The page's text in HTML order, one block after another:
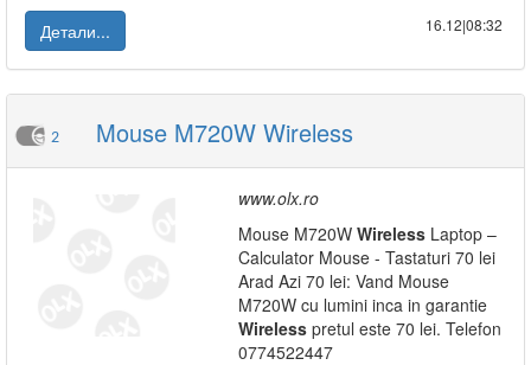
Детали...
16.12|08:32
2 Mouse M720W Wireless
www.olx.ro
Mouse M720W Wireless Laptop –
Calculator Mouse - Tastaturi 70 lei
Arad Azi 70 lei: Vand Mouse
M720W cu lumini inca in garantie
Wireless pretul este 70 lei. Telefon
0774522447